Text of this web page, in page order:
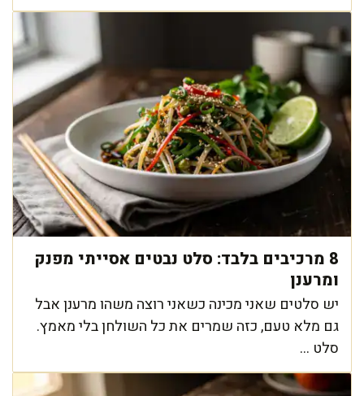
8 מרכיבים בלבד: סלט נבטים אסייתי מפנק
ומרענן
יש סלטים שאני מכינה כשאני רוצה משהו מרענן אבל
גם מלא טעם, כזה שמרים את כל השולחן בלי מאמץ.
סלט ...